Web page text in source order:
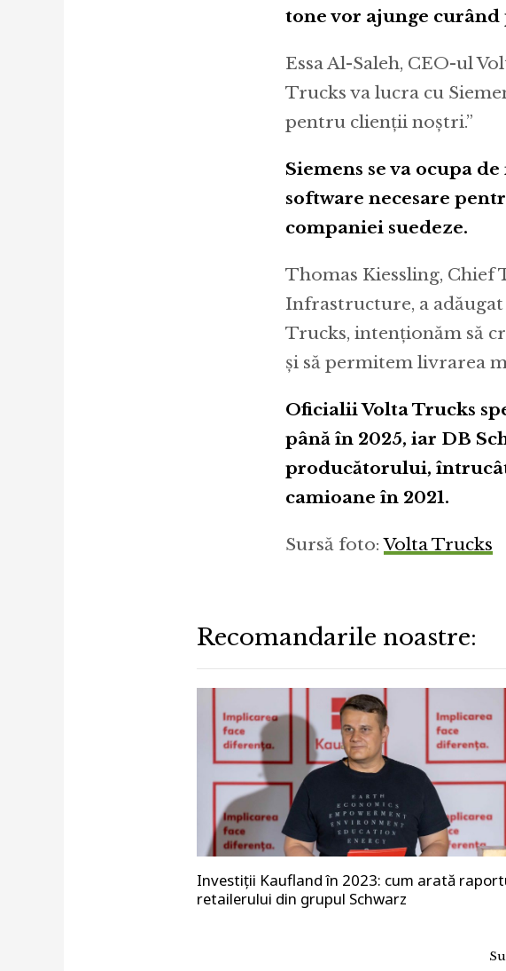
tone vor ajunge curând
Essa Al-Saleh, CEO-ul
Trucks va lucra cu
pentru clienții noștri.”
Siemens se va ocupa
software necesare
companiei suedeze.
Thomas Kiessling, Chief
Infrastructure, a
Trucks, intenționăm să
și să permitem livrarea
Oficialii Volta Trucks
până în 2025, iar DB
producătorului, întrucât
camioane în 2021.
Sursă foto:Volta Trucks
Recomandarile noastre:
Investiții Kaufland în 2023: cum arată
retailerului din grupul Schwarz